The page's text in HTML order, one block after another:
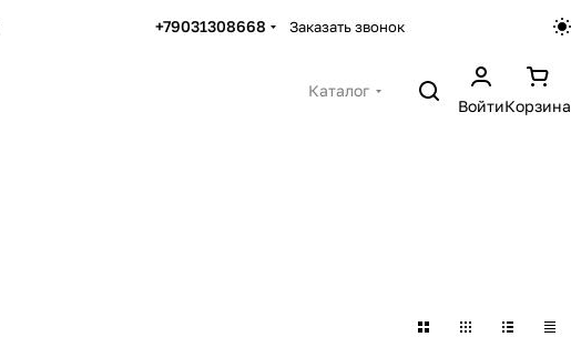
+79031308668 Заказать звонок
Каталог
ВойтиКорзина